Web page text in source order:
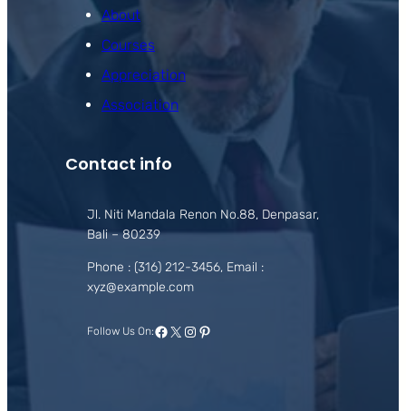
About
Courses
Appreciation
Association
Contact info
Jl. Niti Mandala Renon No.88, Denpasar,
Bali – 80239
Phone : (316) 212-3456, Email :
xyz@example.com
Follow Us On:Facebook
X Instagram
Pinterest